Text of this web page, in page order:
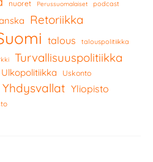
nuoret Perussuomalaiset podcast
Retoriikka
talous talouspolitiikka
Turvallisuuspolitiikka
Ulkopolitiikka Uskonto
Yhdysvallat Yliopisto